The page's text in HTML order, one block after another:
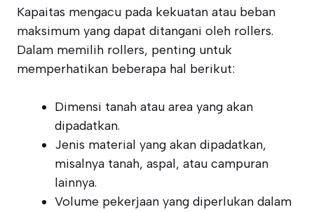
Kapaitas mengacu pada kekuatan atau beban
maksimum yang dapat ditangani oleh rollers.
Dalam memilih rollers, penting untuk
memperhatikan beberapa hal berikut:
Dimensi tanah atau area yang akan
dipadatkan.
Jenis material yang akan dipadatkan,
misalnya tanah, aspal, atau campuran
lainnya.
Volume pekerjaan yang diperlukan dalam